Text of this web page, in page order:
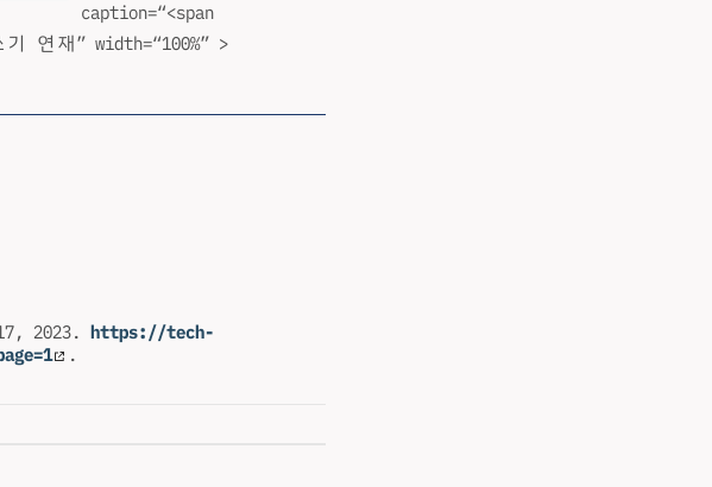
caption=“<span
연재” width=“100%” >
2023. https://tech-
.